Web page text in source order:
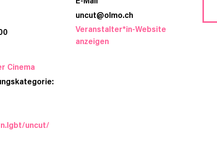
Cinema
uncut/
uncut@olmo.ch
Veranstalter*in-Website
anzeigen